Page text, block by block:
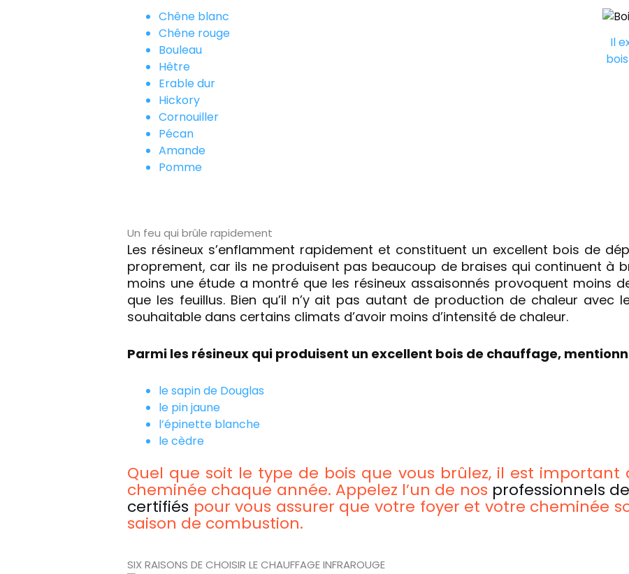
Il
Chêne blanc
Chêne rouge
Bouleau
Hêtre
Erable dur
Hickory
Cornouiller
Pécan
Amande
Pomme
Un feu qui brûle rapidement
Les résineux s’enflamment rapidement et constituent un excellent bois de
proprement, car ils ne produisent pas beaucoup de braises qui continuent à
moins une étude a montré que les résineux assaisonnés provoquent moins
que les feuillus. Bien qu’il n’y ait pas autant de production de chaleur avec
souhaitable dans certains climats d’avoir moins d’intensité de chaleur.
Parmi les résineux qui produisent un excellent bois de chauffage,
le sapin de Douglas
le pin jaune
l’épinette blanche
le cèdre
Quel que soit le type de bois que vous brûlez, il est
cheminée chaque année. Appelez l’un de nos professionnels
certifiés pour vous assurer que votre foyer et votre cheminée
saison de combustion.
SIX RAISONS DE CHOISIR LE CHAUFFAGE INFRAROUGE